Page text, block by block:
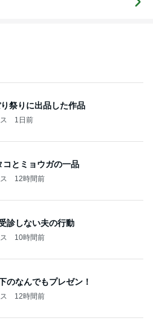
コとミョウガの一品
12時間前
診しない夫の行動
10時間前
のなんでもプレゼン！
12時間前
で購入した新作
18時間前